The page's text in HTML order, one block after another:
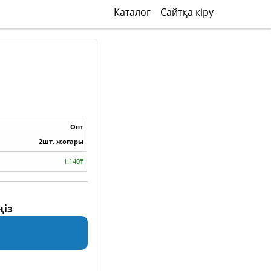
Каталог Сайтқа кіру
Опт
2шт. жоғары
1.140₸